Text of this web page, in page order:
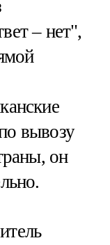
– нет",
вывозу
он